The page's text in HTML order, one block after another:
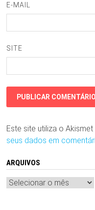
E-MAIL
SITE
Este site utiliza o
seus dados em
ARQUIVOS
Arquivos